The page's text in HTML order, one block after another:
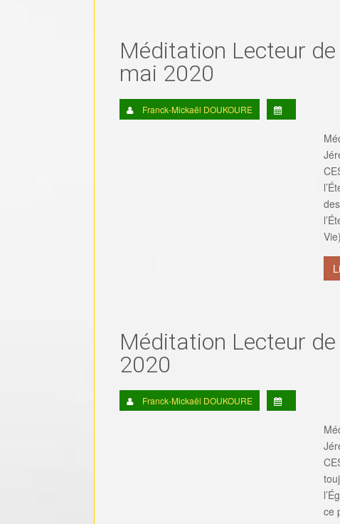
Méditation Lecteur
mai 2020
Franck-Mickaël DOUKOURE
Méditation Lecteur
2020
Franck-Mickaël DOUKOURE
ce